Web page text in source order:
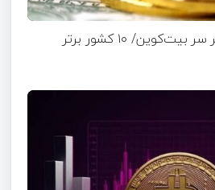
رقابت پنهان دولت‌ها بر سر بیت‌کوین/ ۱۰ کشور برتر